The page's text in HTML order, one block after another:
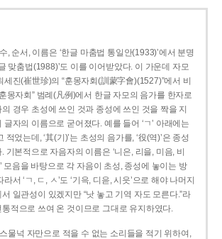
, 순서, 이름은 ‘한글 마춤법 통일안(1933)’에서 분명
맞춤법(1988)’도 이를 이어받았다. 이 가운데 자모
세진(崔世珍)의 “훈몽자회(訓蒙字會)(1527)”에서 비
몽자회” 범례(凡例)에서 한글 자모의 음가를 한자로
경우 초성에 쓰인 것과 종성에 쓰인 것을 짝을 지
자의 이름으로 굳어졌다. 예를 들어 ‘ㄱ’ 아래에는
적었는데, ‘其(기)’는 초성의 음가를, ‘役(역)’은 종성
기본적으로 자음자의 이름은 ‘니은, 리을, 미음, 비
’ 모음을 바탕으로 각 자음이 초성, 종성에 놓이는 방
서 ‘ㄱ, ㄷ, ㅅ’도 ‘기윽, 디읃, 시읏’으로 해야 나머지
일관성이 있겠지만 “낫 놓고 기역 자도 모른다.”라
적으로 쓰여 온 것이므로 그대로 유지하였다.
물넉 자만으로 적을 수 없는 소리들을 적기 위하여,